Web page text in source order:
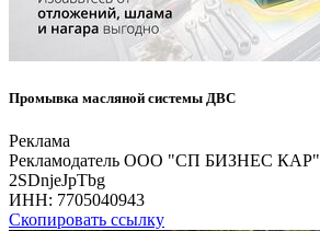
Промывка масляной системы ДВС
Реклама
Рекламодатель ООО "СП БИЗНЕС КАР"
2SDnjeJpTbg
ИНН: 7705040943
Скопировать ссылку